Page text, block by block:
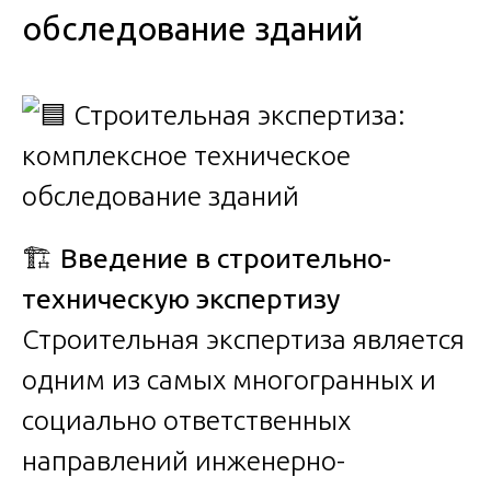
обследование зданий
🏗️ Введение в строительно-
техническую экспертизу
Строительная экспертиза является
одним из самых многогранных и
социально ответственных
направлений инженерно-